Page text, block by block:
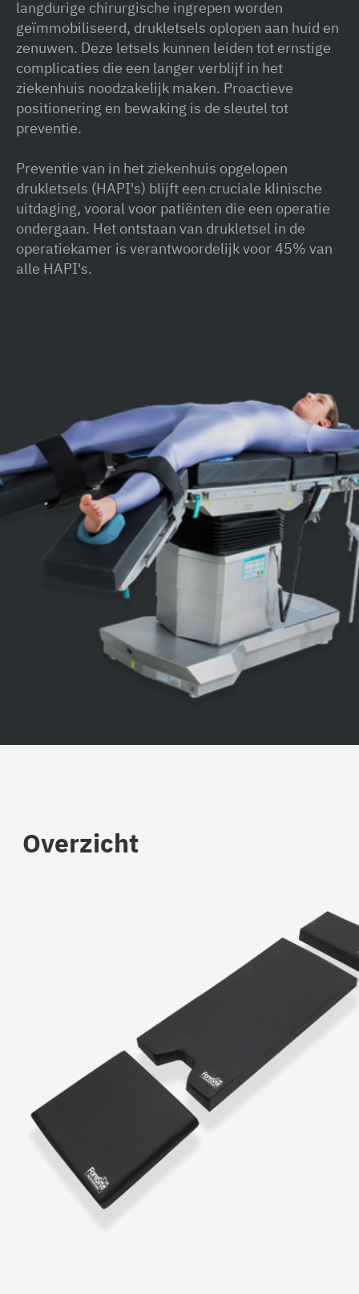
langdurige chirurgische ingrepen worden
geïmmobiliseerd, drukletsels oplopen aan huid en
zenuwen. Deze letsels kunnen leiden tot ernstige
complicaties die een langer verblijf in het
ziekenhuis noodzakelijk maken. Proactieve
positionering en bewaking is de sleutel tot
preventie.
Preventie van in het ziekenhuis opgelopen
drukletsels (HAPI's) blijft een cruciale klinische
uitdaging, vooral voor patiënten die een operatie
ondergaan. Het ontstaan van drukletsel in de
operatiekamer is verantwoordelijk voor 45% van
alle HAPI's.
Overzicht